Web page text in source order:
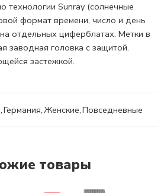
технологии Sunray (солнечные
формат времени, число и день
отдельных циферблатах. Метки в
заводная головка с защитой.
застежкой.
,Германия,Женские,Повседневные
товары